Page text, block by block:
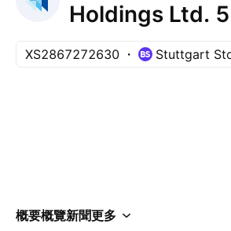
Holdings Ltd.
JAN-2028
XS2867272630 Stuttgart
概要概覽新聞更多